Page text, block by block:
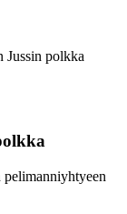
Jussin polkka